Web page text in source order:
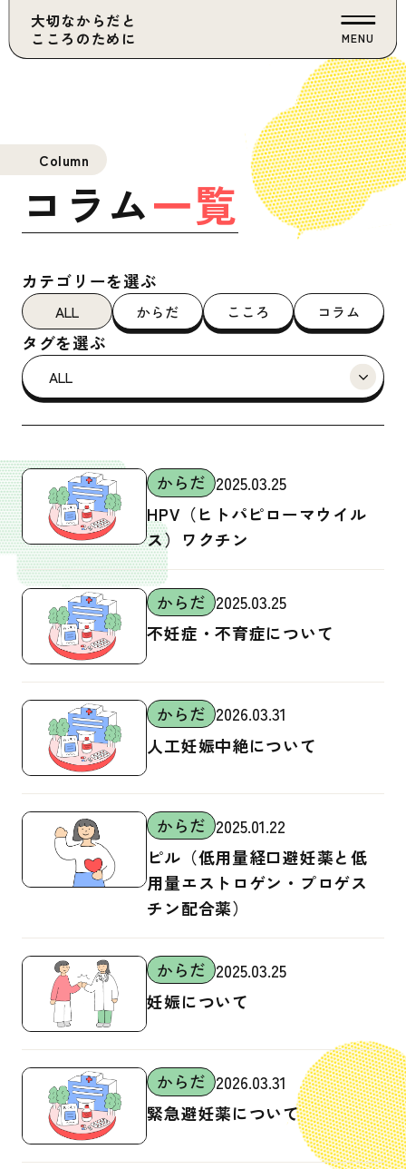
大切なからだと
こころのために
MENU
Column
コラム一覧
カテゴリーを選ぶ
ALL からだ こころ コラム
タグを選ぶ
ALL
女性のからだ.病気・病院
女性のからだ
男性のからだ
月経
SEX
避妊
性感染症
妊娠・中絶
低用量ピル
不妊
病気・病院
喫煙・飲酒・薬物乱用
依存症
メンタルヘルス
性の多様性
性的同意・境界線
性的暴力
デートDV・DV
からだ 2025.03.25
HPV（ヒトパピローマウイル
ス）ワクチン
からだ 2025.03.25
不妊症・不育症について
からだ 2026.03.31
人工妊娠中絶について
からだ 2025.01.22
ピル（低用量経口避妊薬と低
用量エストロゲン・プロゲス
チン配合薬）
からだ 2025.03.25
妊娠について
からだ 2026.03.31
緊急避妊薬について